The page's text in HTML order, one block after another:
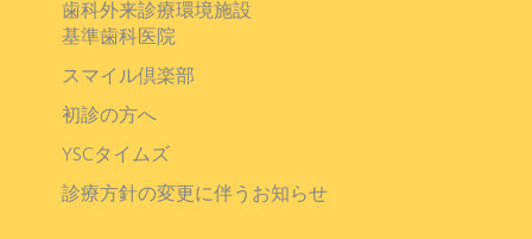
歯科外来診療環境施設
基準歯科医院
スマイル倶楽部
初診の方へ
YSCタイムズ
診療方針の変更に伴うお知らせ